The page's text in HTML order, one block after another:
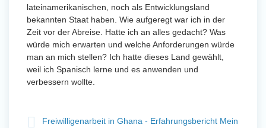
lateinamerikanischen, noch als Entwicklungsland
bekannten Staat haben. Wie aufgeregt war ich in der
Zeit vor der Abreise. Hatte ich an alles gedacht? Was
würde mich erwarten und welche Anforderungen würde
man an mich stellen? Ich hatte dieses Land gewählt,
weil ich Spanisch lerne und es anwenden und
verbessern wollte.
Freiwilligenarbeit in Ghana - Erfahrungsbericht Mein